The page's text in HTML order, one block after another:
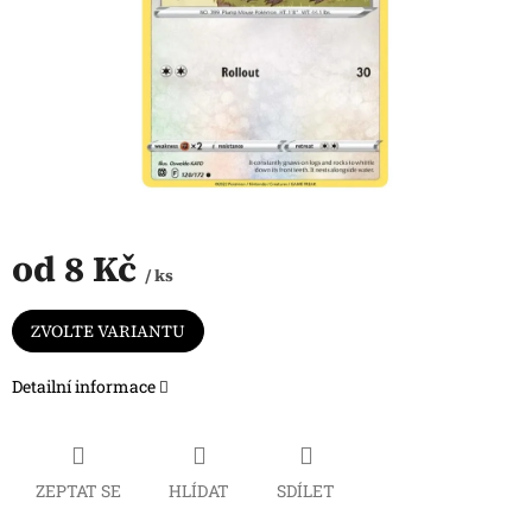
od8 Kč / ks
Měrná
cena:ZVOLTE VARIANTU
Detailní informace
ZEPTAT SE HLÍDAT SDÍLET